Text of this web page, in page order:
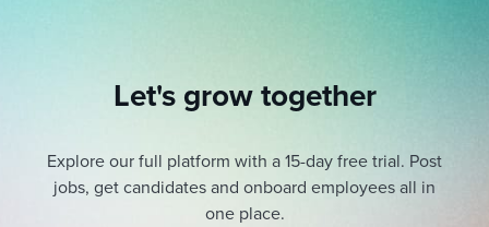
Let's grow together
Explore our full platform with a 15-day free trial. Post
jobs, get candidates and onboard employees all in
one place.